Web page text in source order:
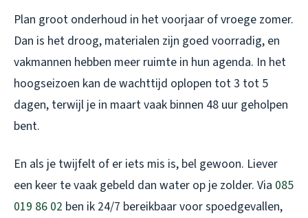
Plan groot onderhoud in het voorjaar of vroege zomer.
Dan is het droog, materialen zijn goed voorradig, en
vakmannen hebben meer ruimte in hun agenda. In het
hoogseizoen kan de wachttijd oplopen tot 3 tot 5
dagen, terwijl je in maart vaak binnen 48 uur geholpen
bent.
En als je twijfelt of er iets mis is, bel gewoon. Liever
een keer te vaak gebeld dan water op je zolder. Via 085
019 86 02 ben ik 24/7 bereikbaar voor spoedgevallen,